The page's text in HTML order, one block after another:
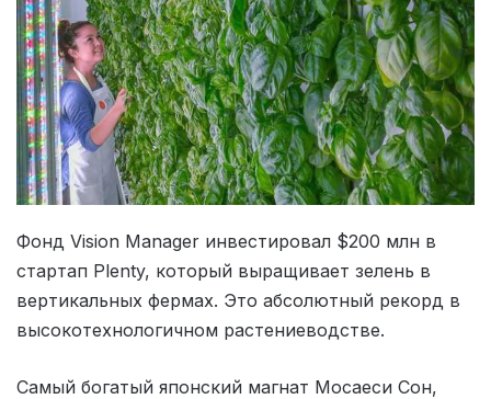
Фонд Vision Manager инвестировал $200 млн в
стартап Plenty, который выращивает зелень в
вертикальных фермах. Это абсолютный рекорд в
высокотехнологичном растениеводстве.
Самый богатый японский магнат Мосаеси Сон,